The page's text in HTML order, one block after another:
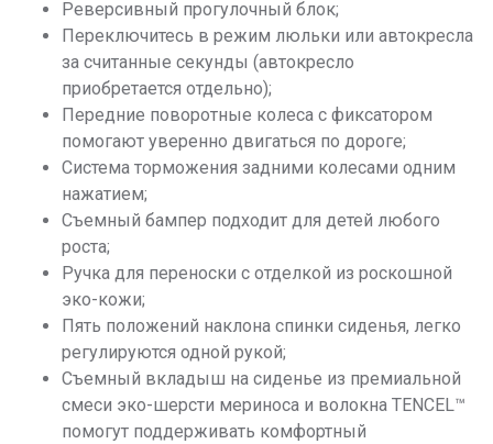
Реверсивный прогулочный блок;
Переключитесь в режим люльки или автокресла
за считанные секунды (автокресло
приобретается отдельно);
Передние поворотные колеса с фиксатором
помогают уверенно двигаться по дороге;
Система торможения задними колесами одним
нажатием;
Съемный бампер подходит для детей любого
роста;
Ручка для переноски с отделкой из роскошной
эко-кожи;
Пять положений наклона спинки сиденья, легко
регулируются одной рукой;
Съемный вкладыш на сиденье из премиальной
смеси эко-шерсти мериноса и волокна TENCEL™
помогут поддерживать комфортный